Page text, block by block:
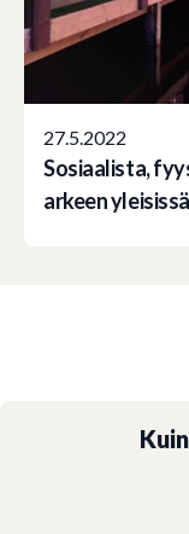
27.5.2022
Sosiaalista,
arkeen